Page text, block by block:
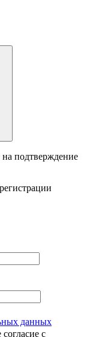
подтверждение
данных
с